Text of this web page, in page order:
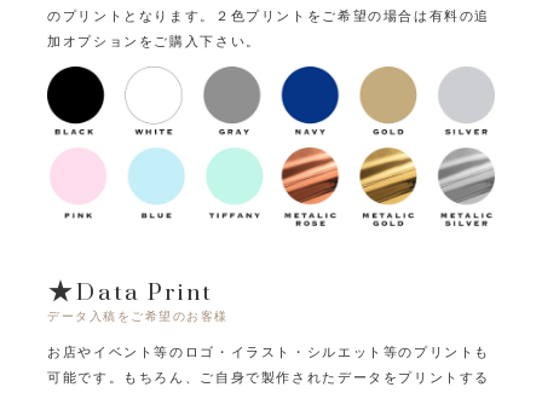
のプリントとなります。
２色プリントをご希望の場合は有料の追
加オプションをご購入下さい。
★Data Print
データ入稿をご希望のお客様
お店やイベント等のロゴ・イラスト・シルエット等のプリントも
可能です。
もちろん、ご自身で製作されたデータをプリントする